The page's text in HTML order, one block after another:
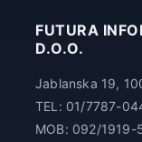
FUTURA
D.O.O.
Jablanska 19,
TEL: 01/7787-
MOB: 092/1919-